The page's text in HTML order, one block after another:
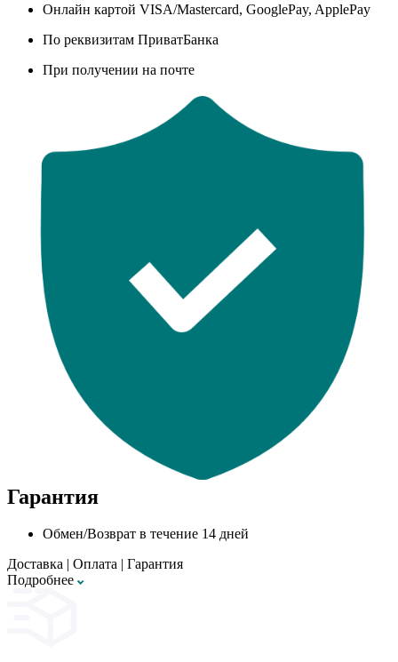
Онлайн картой VISA/Mastercard, GooglePay, ApplePay
По реквизитам ПриватБанка
При получении на почте
Гарантия
Обмен/Возврат в течение 14 дней
Доставка | Оплата | Гарантия
Подробнее